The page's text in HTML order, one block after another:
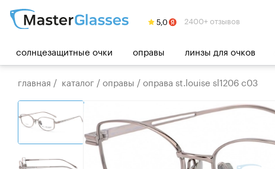
2400+ отзывов
солнцезащитные очки оправы линзы для очков
главная / каталог /оправы /оправа st.louise sl1206 c03